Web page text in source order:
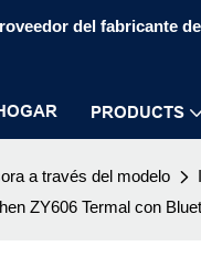
del fabricante
PRODUCTS
a través del modelo
ZY606 Termal con